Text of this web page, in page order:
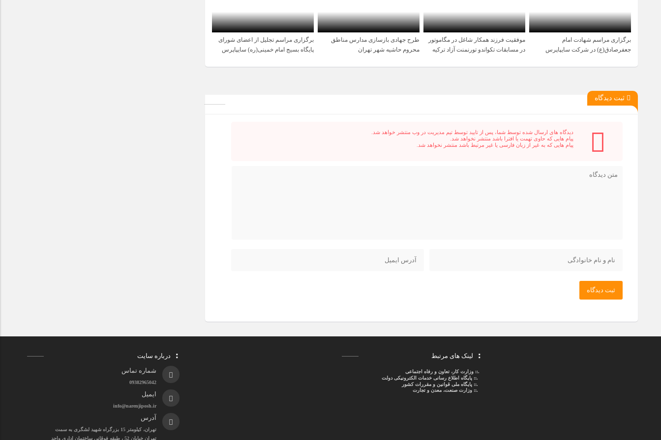
1 سال قبل
برگزاری مراسم شهادت امام
جعفرصادق(ع) در شرکت سایپاپرس
1 سال قبل
موفقیت فرزند همکار شاغل در مگاموتور
در مسابقات تکواندو تورنمنت آزاد ترکیه
1 سال قبل
طرح جهادی بازسازی مدارس مناطق
محروم حاشیه شهر تهران
1 سال قبل
برگزاری مراسم تجلیل از اعضای شورای
پایگاه بسیج امام خمینی(ره) سایپاپرس
ثبت دیدگاه
دیدگاه های ارسال شده توسط شما، پس از تایید توسط تیم مدیریت در وب منتشر خواهد شد.
پیام هایی که حاوی تهمت یا افترا باشد منتشر نخواهد شد.
پیام هایی که به غیر از زبان فارسی یا غیر مرتبط باشد منتشر نخواهد شد.
ثبت دیدگاه
لینک های مرتبط
.::وزارت کار، تعاون و رفاه اجتماعی
.::پایگاه اطلاع رسانی خدمات الکترونیکی دولت
.::پایگاه ملی قوانین و مقررات کشور
.:: وزارت صنعت، معدن و تجارت
درباره سایت
شماره تماس
09382965042
ایمیل
info@narenjiposh.ir
آدرس
تهران، کیلومتر 15 بزرگراه شهید لشگری به سمت
تهران خیابان 52 ، طبقه فوقانی ساختمان اداری واحد